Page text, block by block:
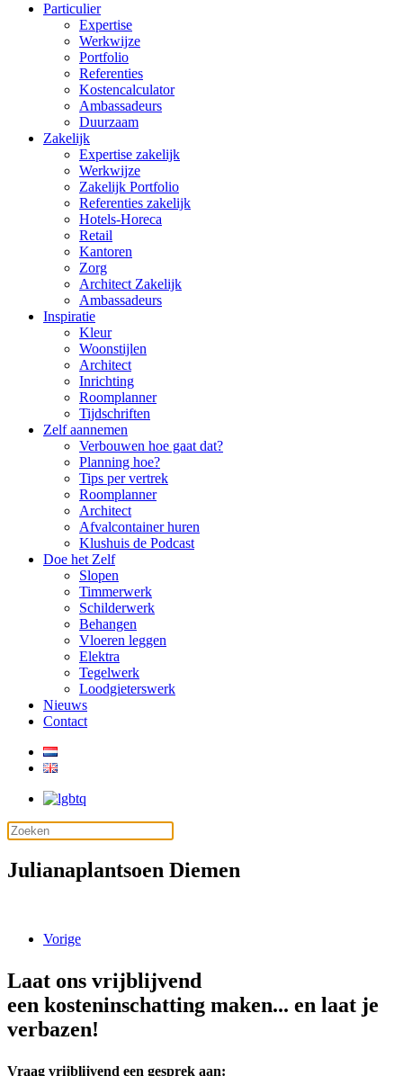
Particulier
Expertise
Werkwijze
Portfolio
Referenties
Kostencalculator
Ambassadeurs
Duurzaam
Zakelijk
Expertise zakelijk
Werkwijze
Zakelijk Portfolio
Referenties zakelijk
Hotels-Horeca
Retail
Kantoren
Zorg
Architect Zakelijk
Ambassadeurs
Inspiratie
Kleur
Woonstijlen
Architect
Inrichting
Roomplanner
Tijdschriften
Zelf aannemen
Verbouwen hoe gaat dat?
Planning hoe?
Tips per vertrek
Roomplanner
Architect
Afvalcontainer huren
Klushuis de Podcast
Doe het Zelf
Slopen
Timmerwerk
Schilderwerk
Behangen
Vloeren leggen
Elektra
Tegelwerk
Loodgieterswerk
Nieuws
Contact
Julianaplantsoen Diemen
Vorige
Laat ons vrijblijvend
een kosteninschatting maken... en laat je
verbazen!
Vraag vrijblijvend een gesprek aan: